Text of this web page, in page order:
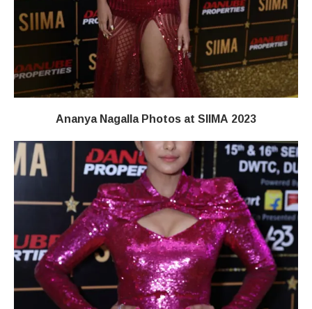
Ananya Nagalla Photos at SIIMA 2023